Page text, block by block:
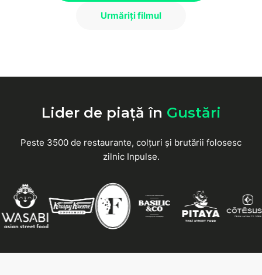
Urmăriți filmul
Lider de piață în Gustări
Peste 3500 de restaurante, colțuri și brutării folosesc
zilnic Inpulse.